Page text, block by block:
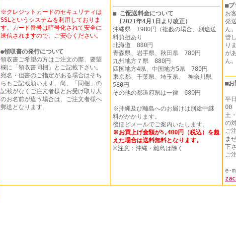
※クレジットカードのセキュリティは
SSLというシステムを利用しておりま
す。カード番号は暗号化されて安全に
送信されますので、ご安心ください。
●領収書の発行について
領収書ご希望の方はご注文の際、要望
欄に「領収書同梱」とご記載下さい。
宛名・但書のご指定がある場合はそち
らもご記載願います。尚、「同梱」の
記載がなくご注文者様とお受け取り人
のお名前が違う場合は、ご注文者様へ
郵送となります。
■ ご配送料金について
(2021年4月1日より改正）
沖縄県 1980円（複数の場合、別途送
料負担あり
北海道 880円
青森県、岩手県、秋田県 780円
九州地方７県 880円
四国地方4県、中国地方5県 780円
東京都、千葉県、埼玉県、 神奈川県
580円
その他の都道府県は一律 680円
※沖縄及び離島へのお届けは別途中継
料がかかります。
後ほどメールでご案内いたします。
※お買上げ金額が5,400円（税込）を超
えた場合は送料無料となります。
※注意：沖縄・離島は除く
■プ
お
発
ん
管
り
が
ん
■お
平
00
土
の
ご
ま
下
ご
e-